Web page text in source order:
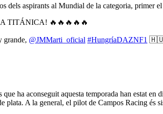
dels aspirants al Mundial de la categoria, primer
TITÁNICA! 🔥🔥🔥🔥🔥
grande, @JMMarti_oficial #HungríaDAZNF1
ha aconseguit aquesta temporada han estat
A la general, el pilot de Campos Racing és